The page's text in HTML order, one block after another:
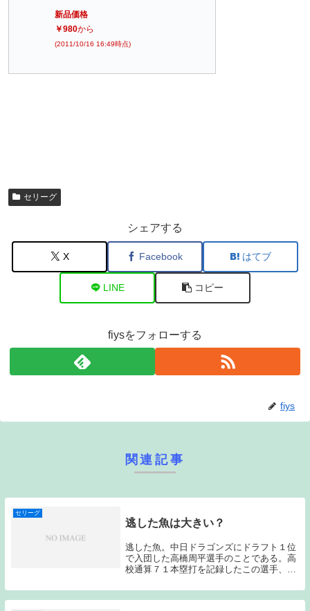
新品価格
￥980から
(2011/10/16 16:49時点)
セリーグ
シェアする
X Facebook はてブ
LINE コピー
fiysをフォローする
fiys
関連記事
セリーグ
逃した魚は大きい？
逃した魚。中日ドラゴンズにドラフト１位
で入団した高橋周平選手のことである。高
校通算７１本塁打を記録したこの選手、私
た選手である。ヤクルトも高く評価し、１
位で指名したのだが、抽選の末中日に奪わ